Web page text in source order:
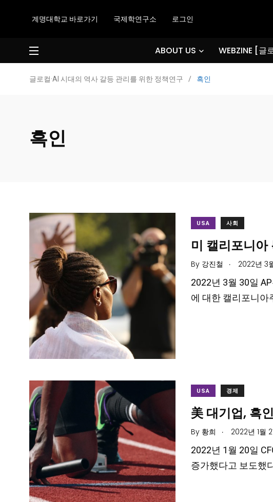
계명대학교 바로가기 국제학연구소 로그인
ABOUT US WEBZINE [글
글로컬·AI 시대의 역사 갈등 관리를 위한 정책연구 / 흑인
흑인
USA 사회
미 캘리포니아
By 강진철 . 2022년 3
2022년 3월 30일
에 대한 캘리포니아
USA 경제
美 대기업, 흑
By 황희 . 2022년 1월
2022년 1월 20일
증가했다고 보도했